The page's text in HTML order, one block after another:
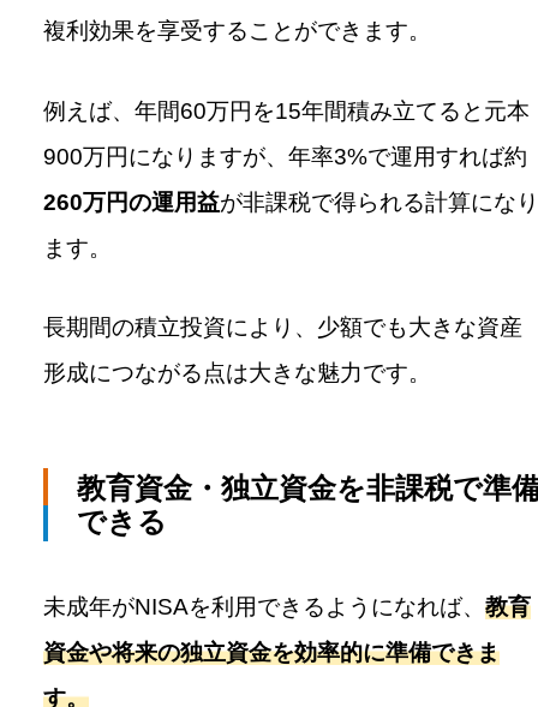
複利効果を享受することができます。
例えば、年間60万円を15年間積み立てると元本
900万円になりますが、年率3%で運用すれば約
260万円の運用益が非課税で得られる計算になり
ます。
長期間の積立投資により、少額でも大きな資産
形成につながる点は大きな魅力です。
教育資金・独立資金を非課税で準
できる
未成年がNISAを利用できるようになれば、 教育
資金や将来の独立資金を効率的に準備できま
す。